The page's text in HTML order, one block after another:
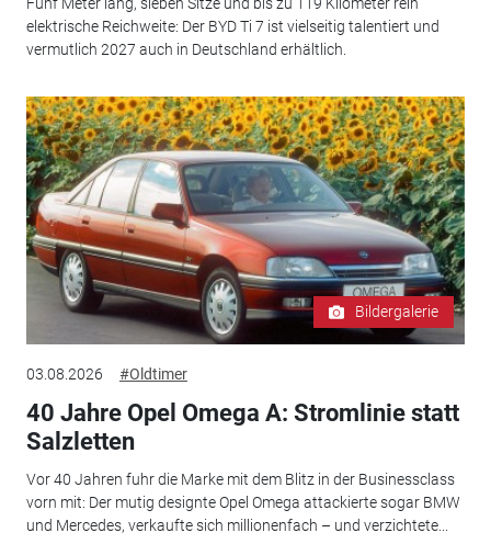
elektrische Reichweite: Der BYD Ti 7 ist vielseitig talentiert und
vermutlich 2027 auch in Deutschland erhältlich.
Bildergalerie
03.08.2026 #Oldtimer
40 Jahre Opel Omega A: Stromlinie statt
Salzletten
Vor 40 Jahren fuhr die Marke mit dem Blitz in der Businessclass
vorn mit: Der mutig designte Opel Omega attackierte sogar BMW
und Mercedes, verkaufte sich millionenfach – und verzichtete...